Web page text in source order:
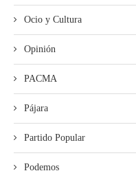
Ocio y Cultura
Opinión
PACMA
Pájara
Partido Popular
Podemos